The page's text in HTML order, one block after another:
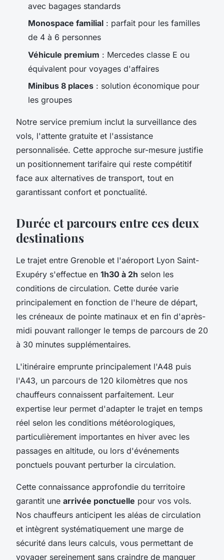
avec bagages standards
Monospace familial : parfait pour les familles
de 4 à 6 personnes
Véhicule premium : Mercedes classe E ou
équivalent pour voyages d'affaires
Minibus 8 places : solution économique pour
les groupes
Notre service premium inclut la surveillance des
vols, l'attente gratuite et l'assistance
personnalisée. Cette approche sur-mesure justifie
un positionnement tarifaire qui reste compétitif
face aux alternatives de transport, tout en
garantissant confort et ponctualité.
Durée et parcours entre ces deux
destinations
Le trajet entre Grenoble et l'aéroport Lyon Saint-
Exupéry s'effectue en 1h30 à 2h selon les
conditions de circulation. Cette durée varie
principalement en fonction de l'heure de départ,
les créneaux de pointe matinaux et en fin d'après-
midi pouvant rallonger le temps de parcours de 20
à 30 minutes supplémentaires.
L'itinéraire emprunte principalement l'A48 puis
l'A43, un parcours de 120 kilomètres que nos
chauffeurs connaissent parfaitement. Leur
expertise leur permet d'adapter le trajet en temps
réel selon les conditions météorologiques,
particulièrement importantes en hiver avec les
passages en altitude, ou lors d'événements
ponctuels pouvant perturber la circulation.
Cette connaissance approfondie du territoire
garantit une arrivée ponctuelle pour vos vols.
Nos chauffeurs anticipent les aléas de circulation
et intègrent systématiquement une marge de
sécurité dans leurs calculs, vous permettant de
voyager sereinement sans craindre de manquer